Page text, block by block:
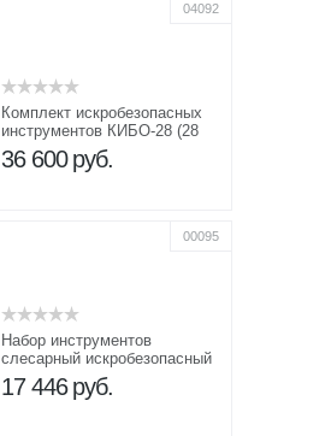
04092
Комплект искробезопасных
инструментов КИБО-28 (28
предметов)
36 600 руб.
00095
Набор инструментов
слесарный искробезопасный
КИБО-18
17 446 руб.